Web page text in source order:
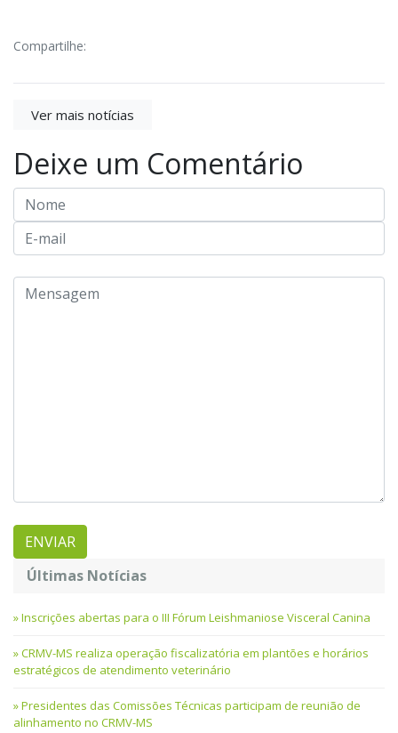
Compartilhe:
Ver mais notícias
Deixe um Comentário
Últimas Notícias
Inscrições abertas para o III Fórum Leishmaniose Visceral Canina
CRMV-MS realiza operação fiscalizatória em plantões e horários
estratégicos de atendimento veterinário
Presidentes das Comissões Técnicas participam de reunião de
alinhamento no CRMV-MS